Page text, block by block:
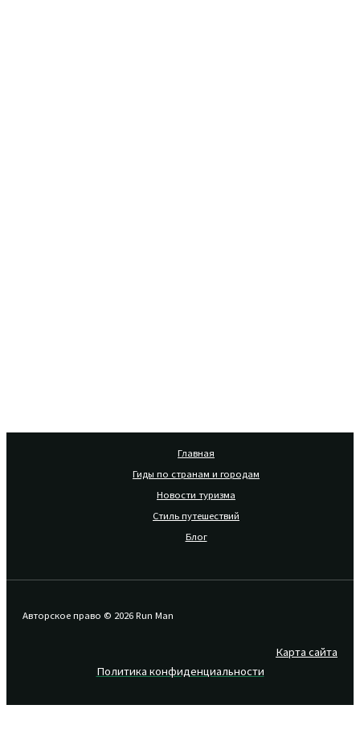
Главная
Гиды по странам и городам
Новости туризма
Стиль путешествий
Блог
Авторское право © 2026 Run Man
Карта сайта
Политика конфиденциальности